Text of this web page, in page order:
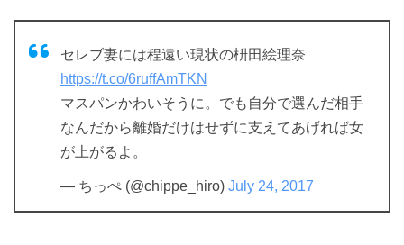
セレブ妻には程遠い現状の枡田絵理奈
https://t.co/6ruffAmTKN
マスパンかわいそうに。でも自分で選んだ相手
なんだから離婚だけはせずに支えてあげれば女
が上がるよ。
— ちっぺ (@chippe_hiro) July 24, 2017